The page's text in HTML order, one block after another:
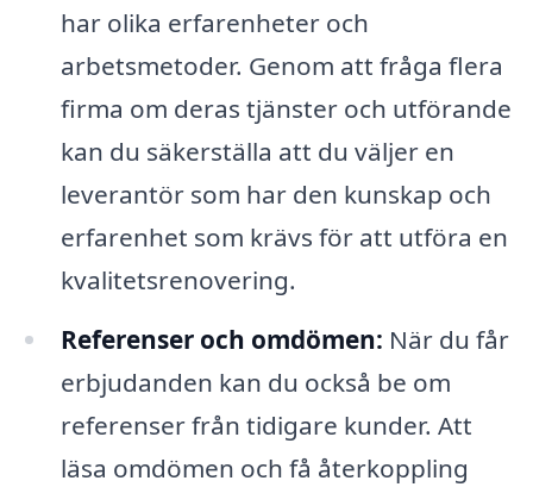
har olika erfarenheter och
arbetsmetoder. Genom att fråga flera
firma om deras tjänster och utförande
kan du säkerställa att du väljer en
leverantör som har den kunskap och
erfarenhet som krävs för att utföra en
kvalitetsrenovering.
Referenser och omdömen: När du får
erbjudanden kan du också be om
referenser från tidigare kunder. Att
läsa omdömen och få återkoppling